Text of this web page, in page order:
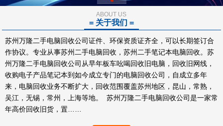
ABOUT US
= 关于我们 =
苏州万隆二手电脑回收公司证件、环保资质证齐全，可以长期签订合
作协议。专业从事苏州二手电脑回收，苏州二手笔记本电脑回收。苏
州万隆二手电脑回收公司从早年板车吆喝回收旧电脑，回收旧网线，
收购电子产品笔记本到如今成立专门的电脑回收公司，自成立多年
来，电脑回收业务不断扩大，回收范围覆盖苏州地区，昆山，常熟，
吴江，无锡，常州，上海等地。 苏州万隆二手电脑回收公司是一家常
年高价回收旧货，置……